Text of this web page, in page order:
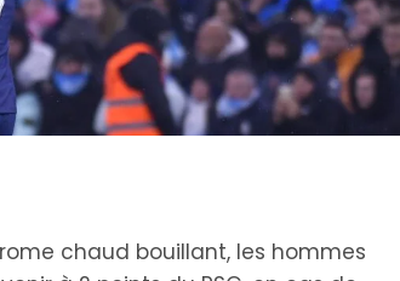
chaud bouillant, les hommes